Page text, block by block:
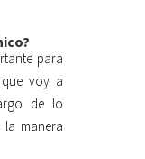
para
que voy a
de lo
manera